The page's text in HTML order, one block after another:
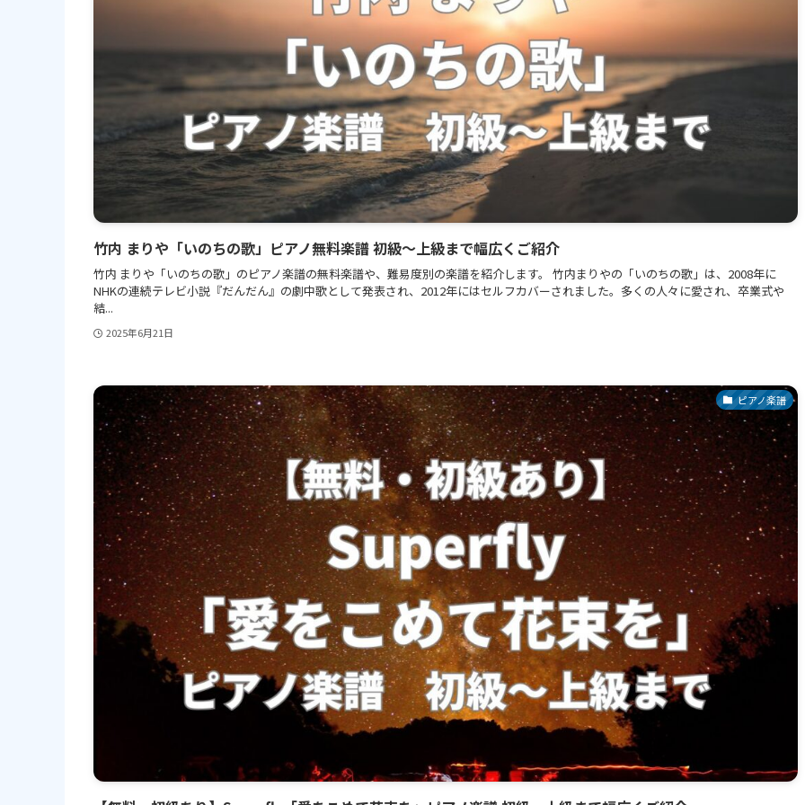
竹内 まりや「いのちの歌」ピアノ無料楽譜 初級〜上級まで幅広くご紹介
竹内 まりや「いのちの歌」のピアノ楽譜の無料楽譜や、難易度別の楽譜を紹介します。 竹内まりやの「いのちの歌」は、2008年に
NHKの連続テレビ小説『だんだん』の劇中歌として発表され、2012年にはセルフカバーされました。多くの人々に愛され、卒業式や
結...
2025年6月21日
ピアノ楽譜